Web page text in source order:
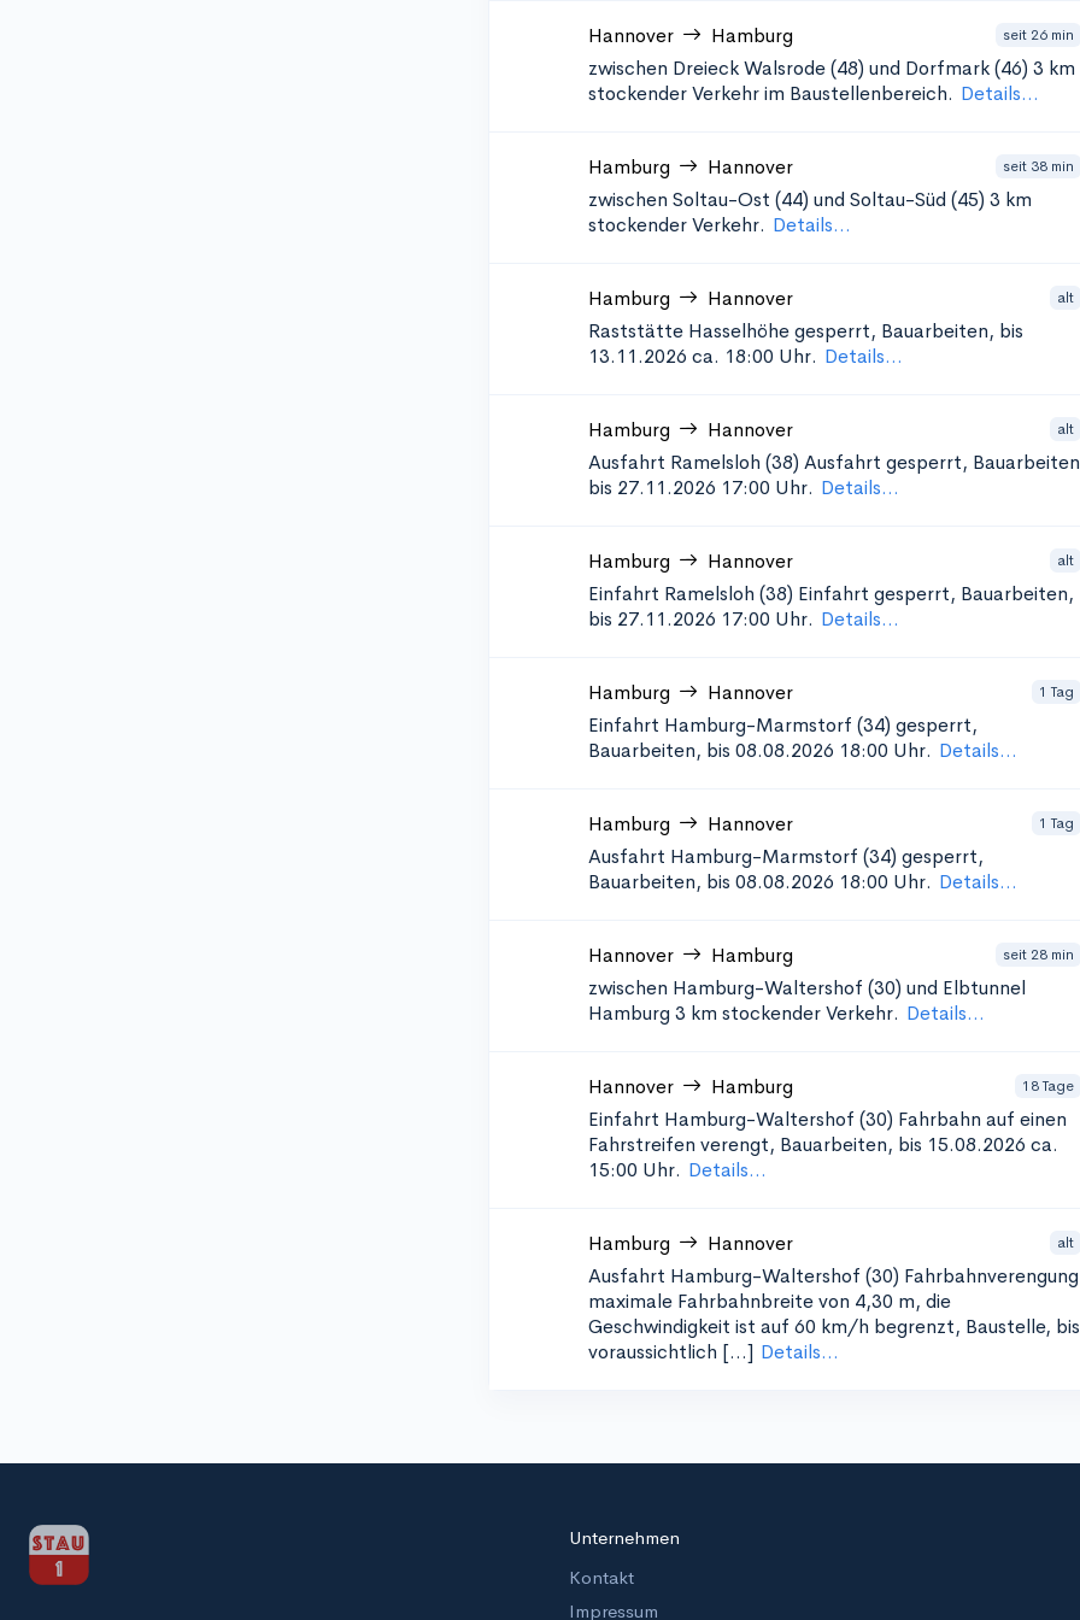
Hannover Hamburg seit 26 min
zwischen Dreieck Walsrode (48) und Dorfmark (46) 3 km
stockender Verkehr im Baustellenbereich. Details...
Hamburg Hannover seit 38 min
zwischen Soltau-Ost (44) und Soltau-Süd (45) 3 km
stockender Verkehr. Details...
Hamburg Hannover alt
Raststätte Hasselhöhegesperrt, Bauarbeiten, bis
13.11.2026 ca. 18:00 Uhr. Details...
Hamburg Hannover alt
Ausfahrt Ramelsloh (38) Ausfahrt gesperrt,
bis 27.11.2026 17:00 Uhr. Details...
Hamburg Hannover alt
Einfahrt Ramelsloh (38) Einfahrt gesperrt, Bauarbeiten,
bis 27.11.2026 17:00 Uhr. Details...
Hamburg Hannover 1 Tag
Einfahrt Hamburg-Marmstorf (34) gesperrt,
Bauarbeiten, bis 08.08.2026 18:00 Uhr. Details...
Hamburg Hannover 1 Tag
Ausfahrt Hamburg-Marmstorf (34) gesperrt,
Bauarbeiten, bis 08.08.2026 18:00 Uhr. Details...
Hannover Hamburg seit 28 min
zwischen Hamburg-Waltershof (30) und Elbtunnel
Hamburg 3 km stockender Verkehr. Details...
Hannover Hamburg 18 Tage
Einfahrt Hamburg-Waltershof (30) Fahrbahn auf einen
Fahrstreifen verengt, Bauarbeiten, bis 15.08.2026 ca.
15:00 Uhr. Details...
Hamburg Hannover alt
Ausfahrt Hamburg-Waltershof (30)
maximale Fahrbahnbreite von 4,30 m, die
Geschwindigkeit ist auf 60 km/h begrenzt, Baustelle, bis
voraussichtlich [...] Details...
Unternehmen
Kontakt
Impressum